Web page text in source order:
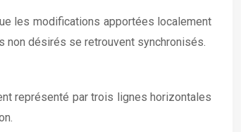
les modifications apportées localement
non désirés se retrouvent synchronisés.
représenté par trois lignes horizontales